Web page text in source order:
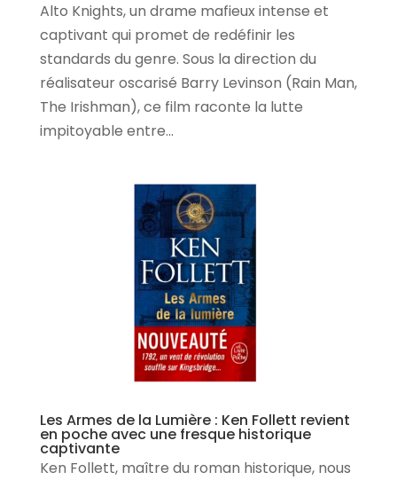
Alto Knights, un drame mafieux intense et
captivant qui promet de redéfinir les
standards du genre. Sous la direction du
réalisateur oscarisé Barry Levinson (Rain Man,
The Irishman), ce film raconte la lutte
impitoyable entre...
Les Armes de la Lumière : Ken Follett revient
en poche avec une fresque historique
captivante
Ken Follett, maître du roman historique, nous